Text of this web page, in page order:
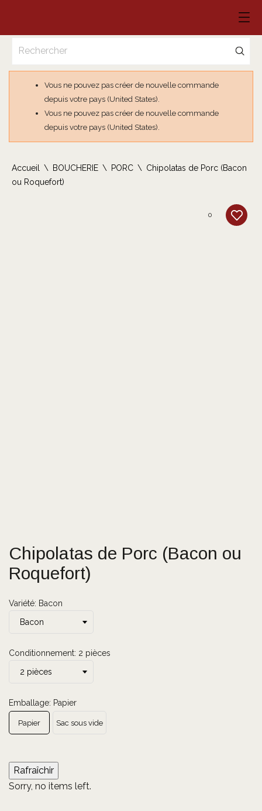
Vous ne pouvez pas créer de nouvelle commande
depuis votre pays (United States).
Vous ne pouvez pas créer de nouvelle commande
depuis votre pays (United States).
Accueil BOUCHERIE PORC
Chipolatas de Porc (Bacon
ou Roquefort)
0
Chipolatas de Porc (Bacon ou
Roquefort)
Variété: Bacon
Conditionnement: 2 pièces
Emballage: Papier
Papier Sac sous vide
Sorry, no items left.